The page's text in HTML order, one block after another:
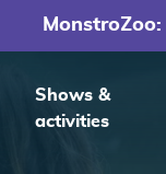
MonstroZoo:
Shows &
activities